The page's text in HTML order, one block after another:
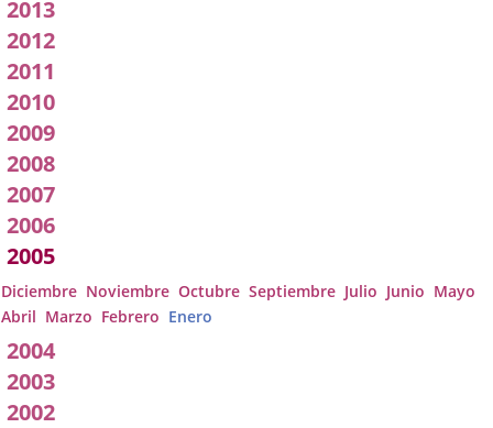
2013
2012
2011
2010
2009
2008
2007
2006
2005
Diciembre Noviembre Octubre Septiembre Julio Junio Mayo
Abril Marzo Febrero Enero
2004
2003
2002